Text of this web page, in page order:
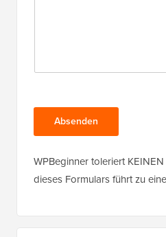
Absenden
WPBeginner toleriert
dieses Formulars führt zu